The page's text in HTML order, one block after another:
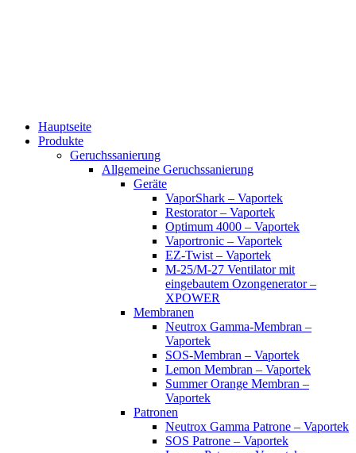
Hauptseite
Produkte
Geruchssanierung
Allgemeine Geruchssanierung
Geräte
VaporShark – Vaportek
Restorator – Vaportek
Optimum 4000 – Vaportek
Vaportronic – Vaportek
EZ-Twist – Vaportek
M-25/M-27 Ventilator mit
eingebautem Ozongenerator –
XPOWER
Membranen
Neutrox Gamma-Membran –
Vaportek
SOS-Membran – Vaportek
Lemon Membran – Vaportek
Summer Orange Membran –
Vaportek
Patronen
Neutrox Gamma Patrone – Vaportek
SOS Patrone – Vaportek